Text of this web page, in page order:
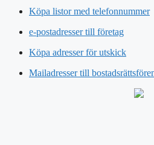
Köpa listor med telefonnummer
e-postadresser till företag
Köpa adresser för utskick
Mailadresser till